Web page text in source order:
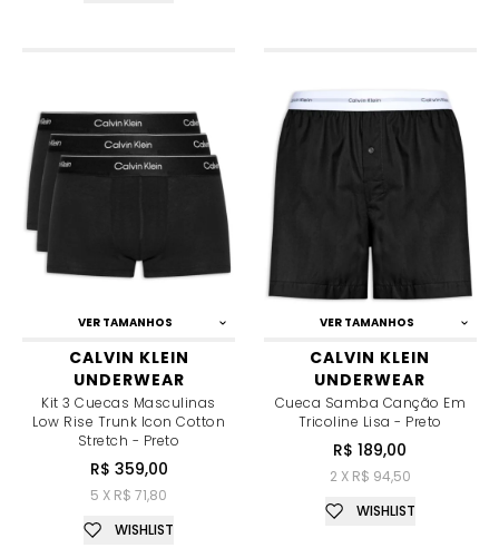
VER TAMANHOS
CALVIN KLEIN
UNDERWEAR
Kit 3 Cuecas Masculinas
Low Rise Trunk Icon Cotton
Stretch - Preto
R$ 359,00
5 X R$ 71,80
WISHLIST
VER TAMANHOS
CALVIN KLEIN
UNDERWEAR
Cueca Samba Canção Em
Tricoline Lisa - Preto
R$ 189,00
2 X R$ 94,50
WISHLIST